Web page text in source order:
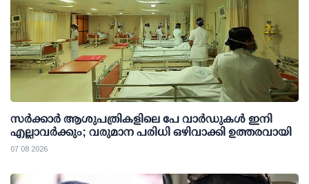
സര്‍ക്കാര്‍ ആശുപത്രികളിലെ പേ വാര്‍ഡുകള്‍ ഇനി
എല്ലാവര്‍ക്കും; വരുമാന പരിധി ഒഴിവാക്കി ഉത്തരവായി
07 08 2026